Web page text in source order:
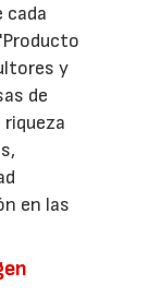
cada
y
de
en las